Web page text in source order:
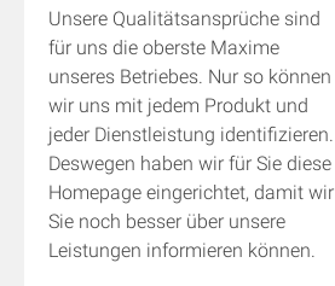
Unsere Qualitätsansprüche sind
für uns die oberste Maxime
unseres Betriebes. Nur so können
wir uns mit jedem Produkt und
jeder Dienstleistung identifizieren.
Deswegen haben wir für Sie diese
Homepage eingerichtet, damit wir
Sie noch besser über unsere
Leistungen informieren können.